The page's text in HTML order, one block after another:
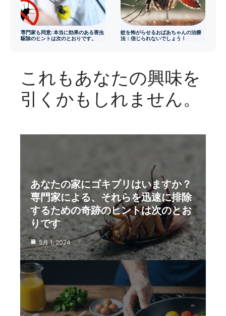
専門家も同意: 本当に効果のある害虫
駆除のヒントは次のとおりです。
蚊を怖がらせるおばあちゃんの治療
法：信じられないでしょう！
これもあなたの興味を
引くかもしれません。
あなたの家にゴキブリはいますか？
専門家による、それらを迅速に排除
するための奇跡のヒントは次のとお
りです
5月 1, 2024